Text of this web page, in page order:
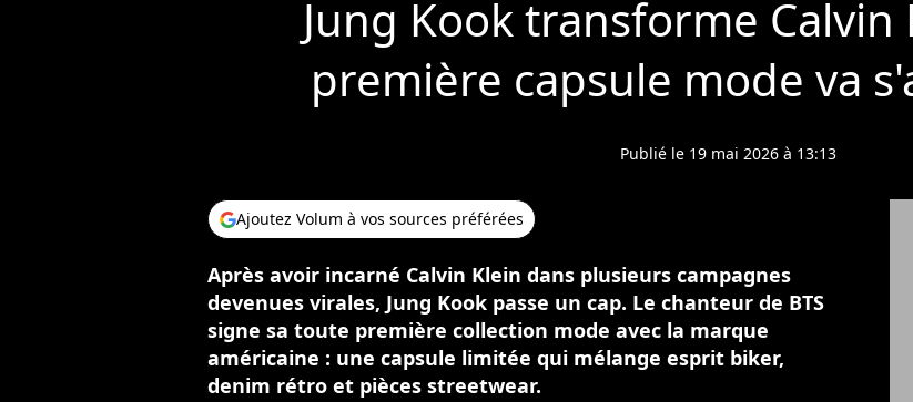
Jung Kook transforme Calvin
première capsule mode va
Publié le 19 mai 2026 à 13:13
Ajoutez Volum à vos sources préférées
Après avoir incarné Calvin Klein dans plusieurs campagnes
devenues virales, Jung Kook passe un cap. Le chanteur de BTS
signe sa toute première collection mode avec la marque
américaine : une capsule limitée qui mélange esprit biker,
denim rétro et pièces streetwear.